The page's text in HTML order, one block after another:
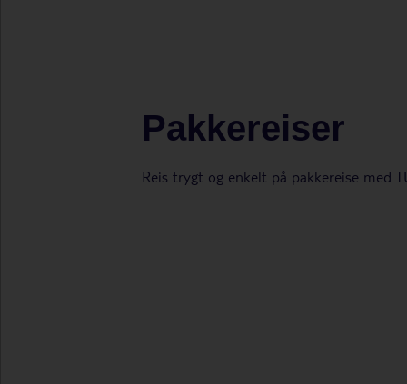
Pakkereiser
Reis trygt og enkelt på pakkereise med